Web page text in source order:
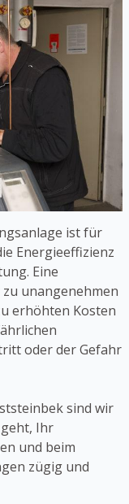
ist für
Energieeffizienz
Eine
unangenehmen
erhöhten Kosten
oder der Gefahr
sind wir
Ihr
und beim
zügig und